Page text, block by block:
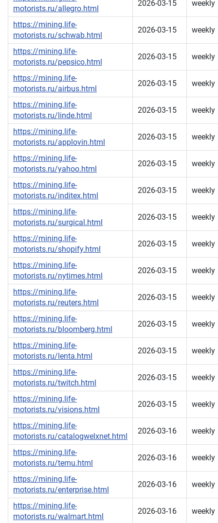
motorists.ru/allegro.html
2026-03-15 weekly
https://mining.life-
motorists.ru/schwab.html
2026-03-15 weekly
https://mining.life-
motorists.ru/pepsico.html
2026-03-15 weekly
https://mining.life-
motorists.ru/airbus.html
2026-03-15 weekly
https://mining.life-
motorists.ru/linde.html
2026-03-15 weekly
https://mining.life-
motorists.ru/applovin.html
2026-03-15 weekly
https://mining.life-
motorists.ru/yahoo.html
2026-03-15 weekly
https://mining.life-
motorists.ru/inditex.html
2026-03-15 weekly
https://mining.life-
motorists.ru/surgical.html
2026-03-15 weekly
https://mining.life-
motorists.ru/shopify.html
2026-03-15 weekly
https://mining.life-
motorists.ru/nytimes.html
2026-03-15 weekly
https://mining.life-
motorists.ru/reuters.html
2026-03-15 weekly
https://mining.life-
motorists.ru/bloomberg.html
2026-03-15 weekly
https://mining.life-
motorists.ru/lenta.html
2026-03-15 weekly
https://mining.life-
motorists.ru/twitch.html
2026-03-15 weekly
https://mining.life-
motorists.ru/visions.html
2026-03-15 weekly
https://mining.life-
motorists.ru/catalogwelxnet.html
2026-03-16 weekly
https://mining.life-
motorists.ru/temu.html
2026-03-16 weekly
https://mining.life-
motorists.ru/enterprise.html
2026-03-16 weekly
https://mining.life-
motorists.ru/walmart.html
2026-03-16 weekly